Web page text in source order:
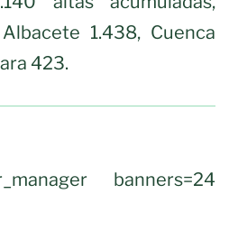
1.438, Cuenca
423.
banners=24